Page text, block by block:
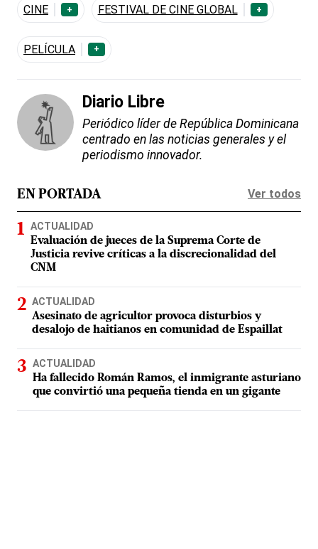
CINE + FESTIVAL DE CINE GLOBAL +
PELÍCULA +
Diario Libre
Periódico líder de República Dominicana
centrado en las noticias generales y el
periodismo innovador.
EN PORTADA Ver todos
ACTUALIDAD
Evaluación de jueces de la Suprema Corte de
Justicia revive críticas a la discrecionalidad del
CNM
ACTUALIDAD
Asesinato de agricultor provoca disturbios y
desalojo de haitianos en comunidad de Espaillat
ACTUALIDAD
Ha fallecido Román Ramos, el inmigrante asturiano
que convirtió una pequeña tienda en un gigante